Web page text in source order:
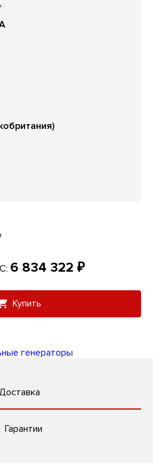
:
6 834 322 ₽
Купить
генераторы
Гарантии